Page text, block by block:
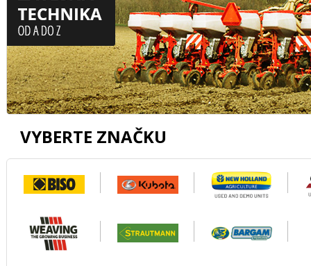
VYBERTE ZNAČKU